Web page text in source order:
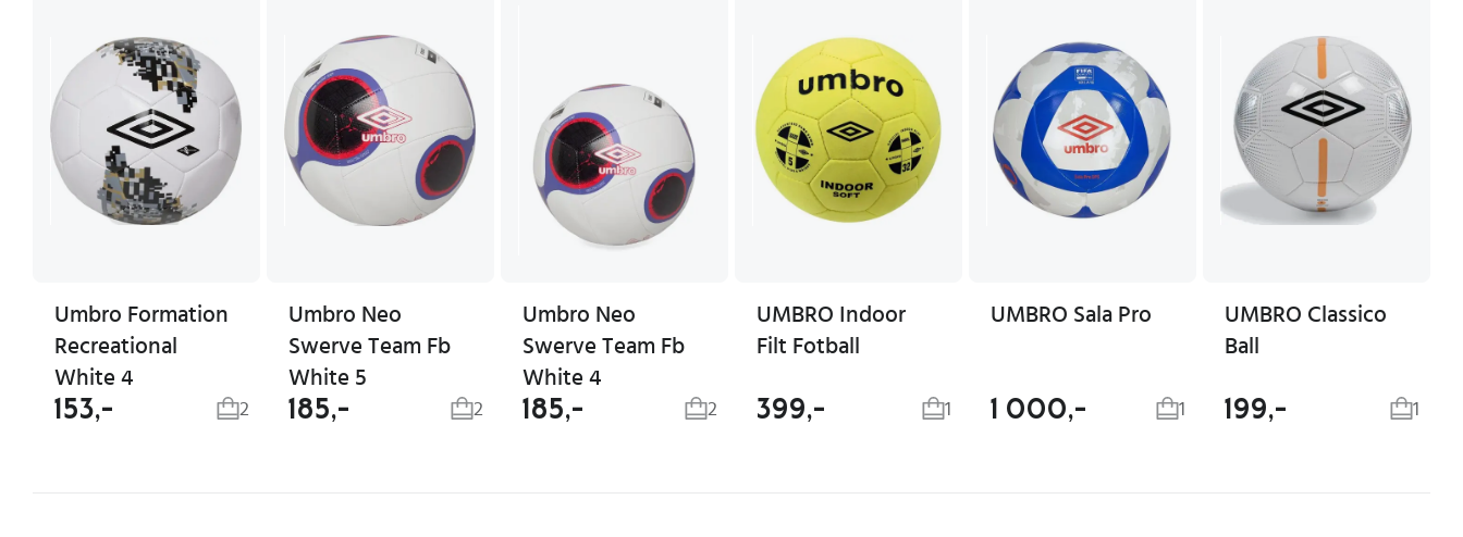
Umbro Formation
Recreational
White 4
153,- 2
Umbro Neo
Swerve Team Fb
White 5
185,- 2
Umbro Neo
Swerve Team Fb
White 4
185,- 2
UMBRO Indoor
Filt Fotball
399,- 1
UMBRO Sala Pro
1 000,- 1
UMBRO Classico
Ball
199,- 1